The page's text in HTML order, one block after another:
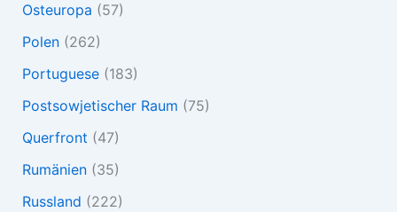
Osteuropa (57)
Polen(262)
Portuguese(183)
Postsowjetischer Raum (75)
Querfront (47)
Rumänien(35)
Russland (222)